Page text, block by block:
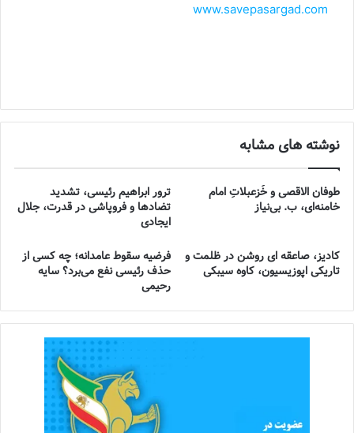
www.savepasargad.com
نوشته های مشابه
طوفان الاقصی و خُزعبلاتِ امام
خامنه‌ای، ب. بی‌نیاز
ترور ابراهیم رئیسی، تشدید
تضادها و فروپاشی در قدرت، جلال
ایجادی
کادیز، صاعقه ای روشن در ظلمت و
تاریکی اپوزیسیون، کاوه سیبکی
فرضیه سقوط عامدانه؛ چه کسی از
حذف رئیسی نفع می‌برد؟ سایه
رحیمی